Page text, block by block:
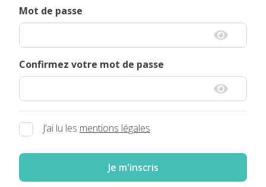
Mot de passe
Confirmez votre mot de passe
J’ai lu les mentions légales
Je m'inscris